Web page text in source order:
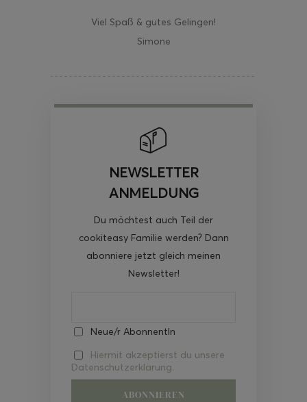
Viel Spaß & gutes Gelingen!
Simone
NEWSLETTER
ANMELDUNG
Du möchtest auch Teil der
cookiteasy Familie werden? Dann
abonniere jetzt gleich meinen
Newsletter!
Neue/r AbonnentIn
Hiermit akzeptierst du unsere
Datenschutzerklärung.